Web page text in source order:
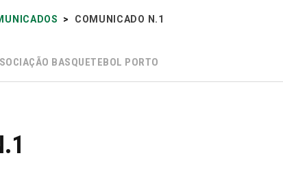
> COMUNICADO N.1
BASQUETEBOL PORTO